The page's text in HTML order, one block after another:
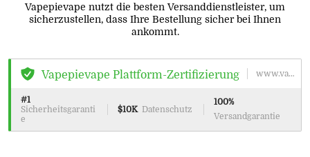
Vapepievape nutzt die besten Versanddienstleister, um
sicherzustellen, dass Ihre Bestellung sicher bei Ihnen
ankommt.
Vapepievape Plattform-Zertifizierung www.vapepievape.com
#1
Sicherheitsgaranti
e
$10K Datenschutz
100%
Versandgarantie